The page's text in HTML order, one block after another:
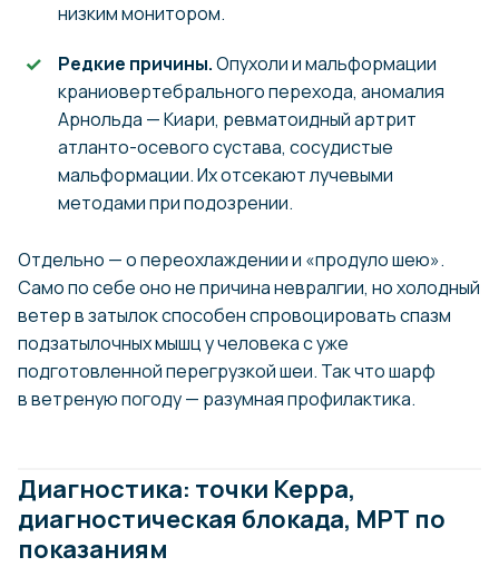
низким монитором.
Редкие причины.Опухоли и мальформации
краниовертебрального перехода, аномалия
Арнольда — Киари, ревматоидный артрит
атланто-осевого сустава, сосудистые
мальформации. Их отсекают лучевыми
методами при подозрении.
Отдельно — о переохлаждении и «продуло шею».
Само по себе оно не причина невралгии, но холодный
ветер в затылок способен спровоцировать спазм
подзатылочных мышц у человека с уже
подготовленной перегрузкой шеи. Так что шарф
в ветреную погоду — разумная профилактика.
Диагностика: точки Керра,
диагностическая блокада, МРТ по
показаниям